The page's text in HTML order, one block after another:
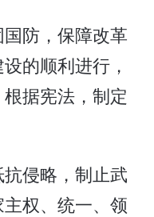
防，保障改革
的顺利进行，
据宪法，制定
侵略，制止武
权、统一、领